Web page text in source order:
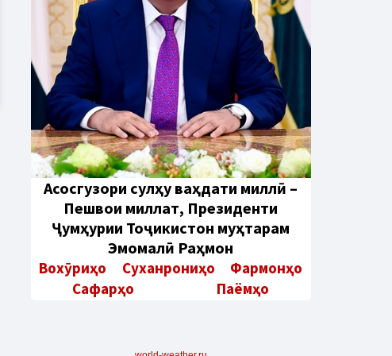
Aсосгузори сулҳу ваҳдати миллӣ –
Пешвои миллат, Президенти
Ҷумҳурии Тоҷикистон муҳтарам
Эмомалӣ Раҳмон
Вохӯриҳо Суханрониҳо
Фармонҳо
Сафарҳо
Паёмҳо